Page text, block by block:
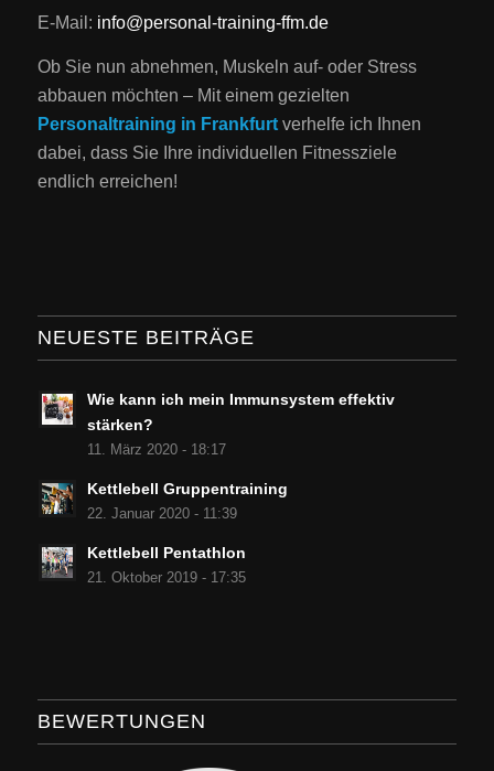
E-Mail: info@personal-training-ffm.de
Ob Sie nun abnehmen, Muskeln auf- oder Stress
abbauen möchten – Mit einem gezielten
Personaltraining in Frankfurtverhelfe ich Ihnen
dabei, dass Sie Ihre individuellen Fitnessziele
endlich erreichen!
NEUESTE BEITRÄGE
Wie kann ich mein Immunsystem effektiv
stärken?
11. März 2020 - 18:17
Kettlebell Gruppentraining
22. Januar 2020 - 11:39
Kettlebell Pentathlon
21. Oktober 2019 - 17:35
BEWERTUNGEN